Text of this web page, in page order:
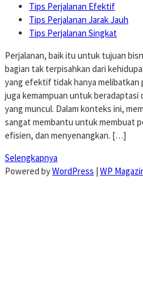
Tips Perjalanan Efektif
Tips Perjalanan Jarak Jauh
Tips Perjalanan Singkat
Perjalanan, baik itu untuk tujuan
bagian tak terpisahkan dari
yang efektif tidak hanya melibatkan
juga kemampuan untuk
yang muncul. Dalam konteks ini,
sangat membantu untuk membuat
efisien, dan menyenangkan. […]
Selengkapnya
Powered byWordPress WP